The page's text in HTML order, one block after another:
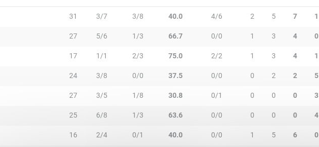
31 3/7 3/8 40.0 4/6 2 5 7 1
27 5/6 1/3 66.7 0/0 1 3 4 0
17 1/1 2/3 75.0 2/2 1 3 4 1
24 3/8 0/0 37.5 0/0 0 2 2 5
27 3/5 1/8 30.8 0/1 0 0 0 3
25 6/8 1/3 63.6 0/0 0 0 0 4
16 2/4 0/1 40.0 0/0 1 5 6 0